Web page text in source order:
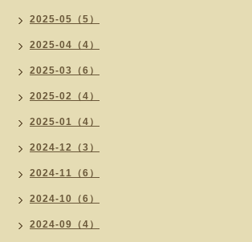
2025-05（5）
2025-04（4）
2025-03（6）
2025-02（4）
2025-01（4）
2024-12（3）
2024-11（6）
2024-10（6）
2024-09（4）